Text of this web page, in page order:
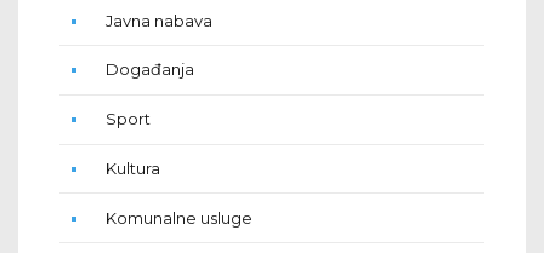
Javna nabava
Događanja
Sport
Kultura
Komunalne usluge